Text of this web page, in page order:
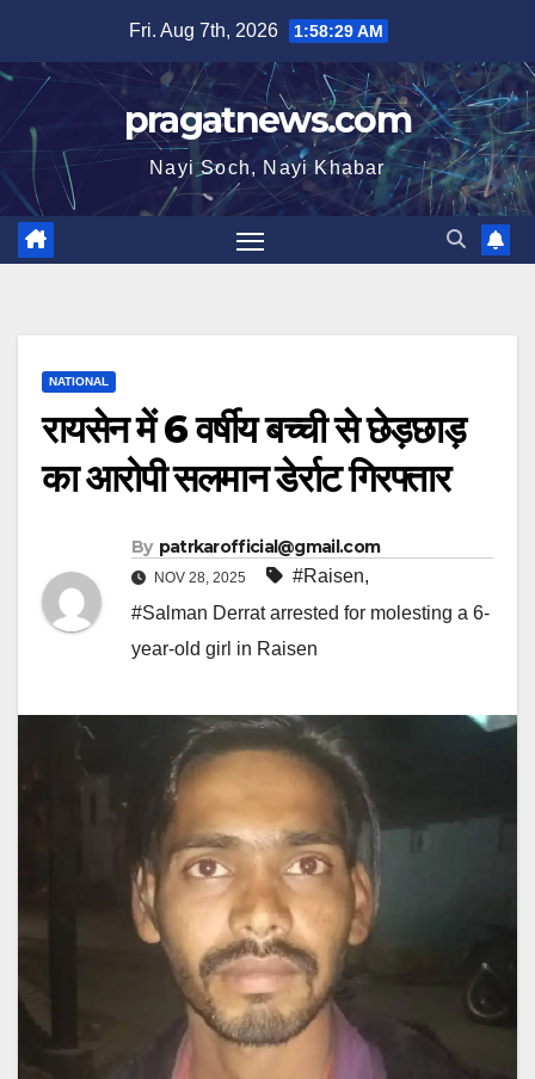
content
Fri. Aug 7th, 2026 1:58:30 AM
pragatnews.com
Nayi Soch, Nayi Khabar
NATIONAL
रायसेन में 6 वर्षीय बच्ची से छेड़छाड़
का आरोपी सलमान डेर्राट गिरफ्तार
By patrkarofficial@gmail.com
NOV 28, 2025 #Raisen,
#Salman Derrat arrested for molesting a 6-
year-old girl in Raisen